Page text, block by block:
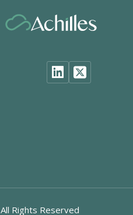
All Rights Reserved.